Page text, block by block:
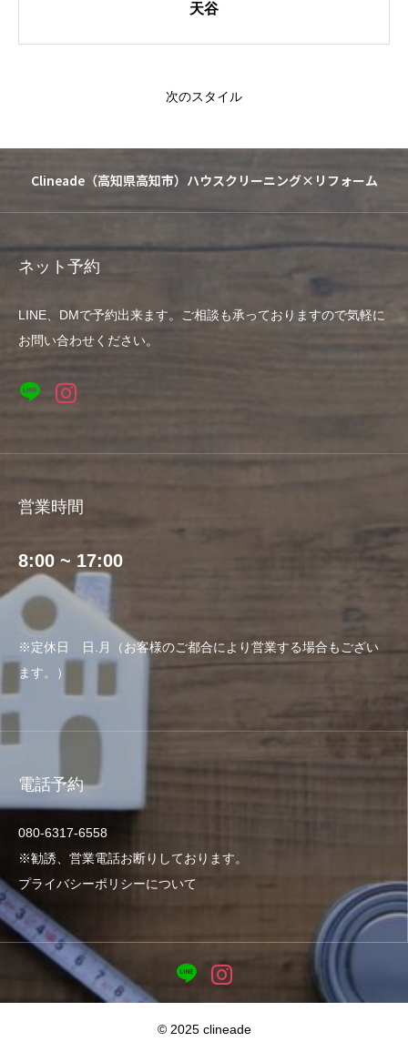
天谷
次のスタイル
Clineade（高知県高知市）ハウスクリーニング×リフォーム
ネット予約
LINE、DMで予約出来ます。ご相談も承っておりますので気軽に
お問い合わせください。
営業時間
8:00 ~ 17:00
※定休日 日.月（お客様のご都合により営業する場合もござい
ます。）
電話予約
080‐6317‐6558
※勧誘、営業電話お断りしております。
プライバシーポリシーについて
© 2025 clineade